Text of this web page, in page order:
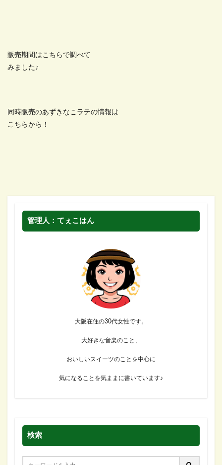
販売期間はこちらで調べて
みました♪
同時販売のあずきなこラテの情報は
こちらから！
管理人：てぇこはん
大阪在住の30代女性です。
大好きな音楽のこと、
おいしいスイーツのことを中心に
気になることを気ままに書いています♪
検索